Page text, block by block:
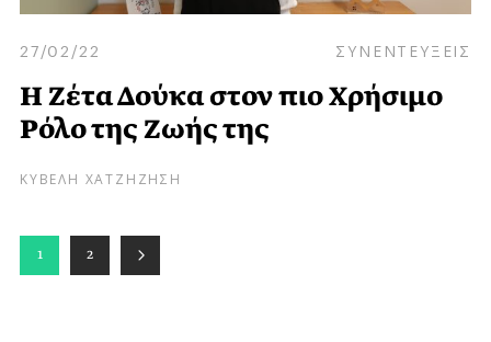
27/02/22 ΣΥΝΕΝΤΕΥΞΕΙΣ
Η Ζέτα Δούκα στον πιο Χρήσιμο
Ρόλο της Ζωής της
ΚΥΒΕΛΗ ΧΑΤΖΗΖΗΣΗ
1 2